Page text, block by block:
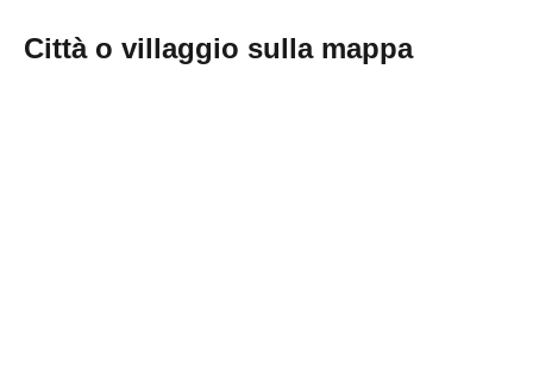
Città o villaggio sulla mappa